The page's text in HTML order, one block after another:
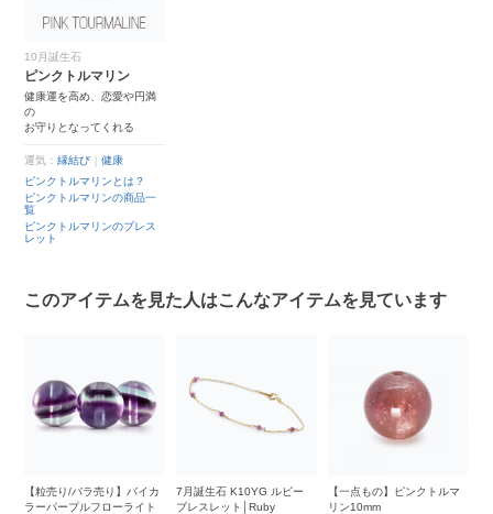
10月誕生石
ピンクトルマリン
健康運を高め、恋愛や円満
の
お守りとなってくれる
運気：縁結び ｜健康
ピンクトルマリンとは？
ピンクトルマリンの商品一
覧
ピンクトルマリンのブレス
レット
このアイテムを見た人はこんなアイテムを見ています
【粒売り/バラ売り】バイカ
ラーパープルフローライト
7月誕生石 K10YG ルビー
ブレスレット│Ruby
【一点もの】ピンクトルマ
リン10mm